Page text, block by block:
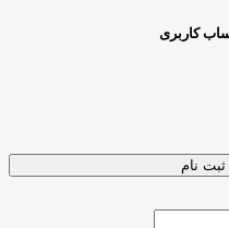
کاربری
نام